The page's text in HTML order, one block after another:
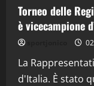
3
Torneo delle
è vicecampione
La
d'Italia. È stato